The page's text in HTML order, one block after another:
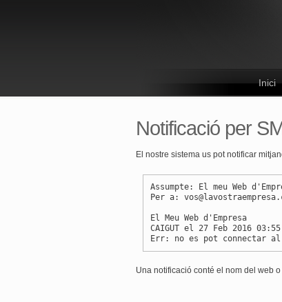
Inici
Notificació per
El nostre sistema us pot notificar
Assumpte: El meu Web
Per a:
El Meu Web d'Empresa
CAIGUT el 27 Feb 2016
Err: no es pot connectar
Una notificació conté el nom del web